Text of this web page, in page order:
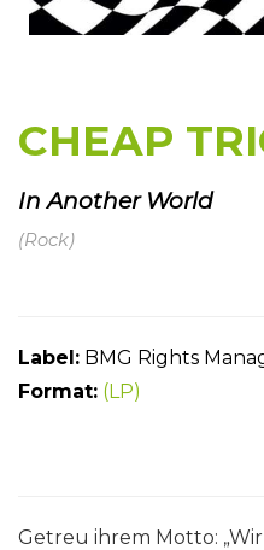
CHEAP
In Another World
(Rock)
Label: BMG Rights
Format: (LP)
Getreu ihrem Motto: